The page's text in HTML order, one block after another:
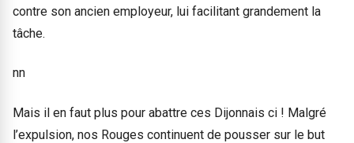
contre son ancien employeur, lui facilitant grandement la
tâche.
nn
Mais il en faut plus pour abattre ces Dijonnais ci ! Malgré
l’expulsion, nos Rouges continuent de pousser sur le but